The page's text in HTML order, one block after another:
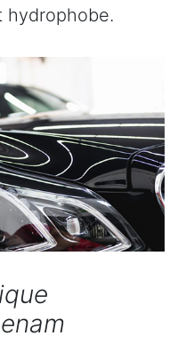
hydrophobe.